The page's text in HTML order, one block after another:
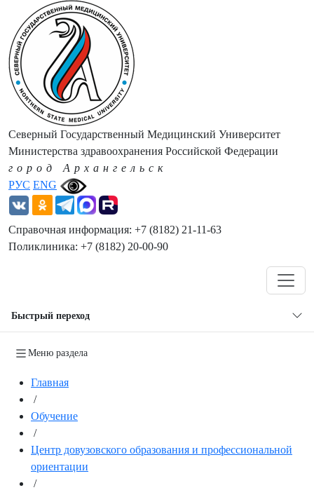
РУС ENG
Северный Государственный Медицинский Университет
Министерства здравоохранения Российской Федерации
город Архангельск
Справочная информация: +7 (8182) 21-11-63
Поликлиника: +7 (8182) 20-00-90
Быстрый переход
Меню раздела
Главная
/
Обучение
/
Центр довузовского образования и профессиональной
ориентации
/